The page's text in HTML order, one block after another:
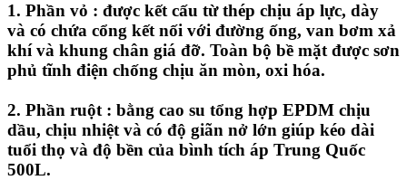
1. Phần vỏ : được kết cấu từ thép chịu áp lực, dày
và có chứa cổng kết nối với đường ống, van bơm xả
khí và khung chân giá đỡ. Toàn bộ bề mặt được sơn
phủ tĩnh điện chống chịu ăn mòn, oxi hóa.
2. Phần ruột : bằng cao su tổng hợp EPDM chịu
dầu, chịu nhiệt và có độ giãn nở lớn giúp kéo dài
tuổi thọ và độ bền của bình tích áp Trung Quốc
500L.